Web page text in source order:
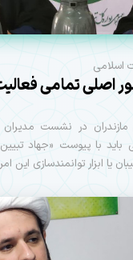
اسلامی
اصلی تمامی
مازندران در نشست مدیران
باید با پیوست «جهاد
یا ابزار توانمندسازی این